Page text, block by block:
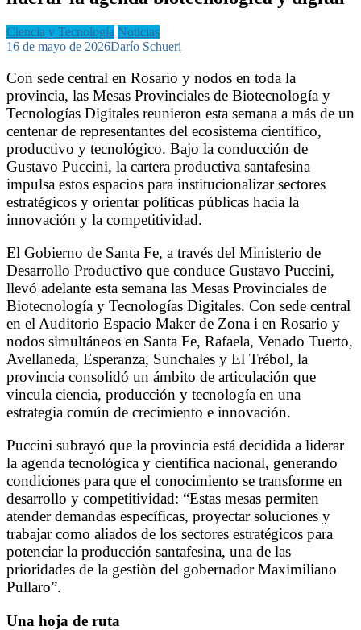
Ciencia y Tecnología Noticias
16 de mayo de 2026Darío Schueri
Con sede central en Rosario y nodos en toda la
provincia, las Mesas Provinciales de Biotecnología y
Tecnologías Digitales reunieron esta semana a más de un
centenar de representantes del ecosistema científico,
productivo y tecnológico. Bajo la conducción de
Gustavo Puccini, la cartera productiva santafesina
impulsa estos espacios para institucionalizar sectores
estratégicos y orientar políticas públicas hacia la
innovación y la competitividad.
El Gobierno de Santa Fe, a través del Ministerio de
Desarrollo Productivo que conduce Gustavo Puccini,
llevó adelante esta semana las Mesas Provinciales de
Biotecnología y Tecnologías Digitales. Con sede central
en el Auditorio Espacio Maker de Zona i en Rosario y
nodos simultáneos en Santa Fe, Rafaela, Venado Tuerto,
Avellaneda, Esperanza, Sunchales y El Trébol, la
provincia consolidó un ámbito de articulación que
vincula ciencia, producción y tecnología en una
estrategia común de crecimiento e innovación.
Puccini subrayó que la provincia está decidida a liderar
la agenda tecnológica y científica nacional, generando
condiciones para que el conocimiento se transforme en
desarrollo y competitividad: “Estas mesas permiten
atender demandas específicas, proyectar soluciones y
trabajar como aliados de los sectores estratégicos para
potenciar la producción santafesina, una de las
prioridades de la gestiòn del gobernador Maximiliano
Pullaro”.
Una hoja de ruta